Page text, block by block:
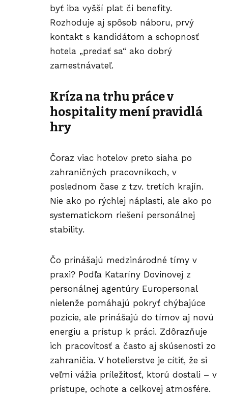
byť iba vyšší plat či benefity.
Rozhoduje aj spôsob náboru, prvý
kontakt s kandidátom a schopnosť
hotela „predať sa“ ako dobrý
zamestnávateľ.
Kríza na trhu práce v
hospitality mení pravidlá
hry
Čoraz viac hotelov preto siaha po
zahraničných pracovníkoch, v
poslednom čase z tzv. tretích krajín.
Nie ako po rýchlej náplasti, ale ako po
systematickom riešení personálnej
stability.
Čo prinášajú medzinárodné tímy v
praxi? Podľa Kataríny Dovinovej z
personálnej agentúry Europersonal
nielenže pomáhajú pokryť chýbajúce
pozície, ale prinášajú do tímov aj novú
energiu a prístup k práci. Zdôrazňuje
ich pracovitosť a často aj skúsenosti zo
zahraničia. V hotelierstve je cítiť, že si
veľmi vážia príležitosť, ktorú dostali – v
prístupe, ochote a celkovej atmosfére.